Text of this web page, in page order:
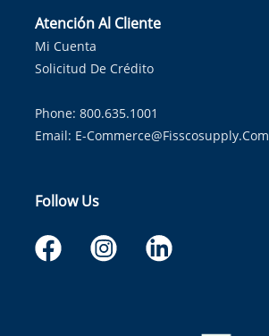
Atención Al Cliente
Mi Cuenta
Solicitud De Crédito
Phone: 800.635.1001
Email: E-Commerce@fisscosupply.com
Follow Us